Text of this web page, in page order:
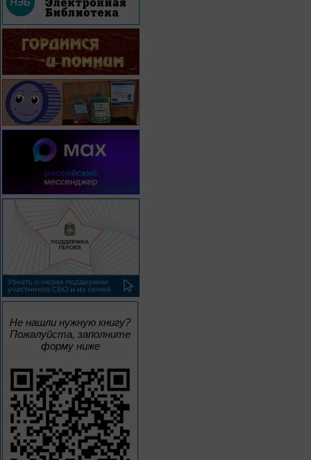
Не нашли нужную книгу?
Пожалуйста, заполните
форму ниже